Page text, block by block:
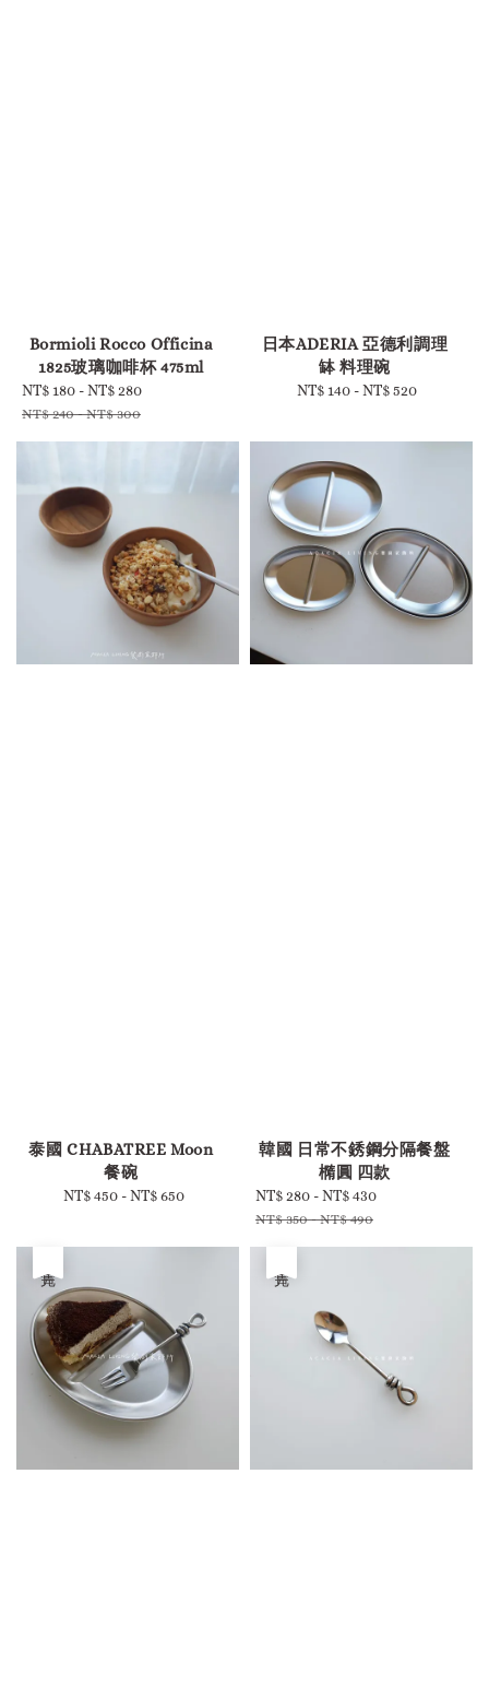
Bormioli Rocco Officina
1825玻璃咖啡杯 475ml
Sale
price
NT$ 180 -NT$ 280
NT$ 240-NT$ 300
日本ADERIA 亞德利調理
缽 料理碗
Regular
NT$ 140 -NT$ 520
泰國 CHABATREE Moon
餐碗
Regular
NT$ 450-NT$ 650
韓國 日常不銹鋼分隔餐盤
橢圓 四款
Sale
price
NT$ 280 -NT$ 430
NT$ 350-NT$ 490